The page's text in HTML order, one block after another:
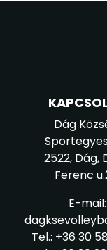
Dág
2522, Dág,
Ferenc
E-mail:
Tel.: +36 30